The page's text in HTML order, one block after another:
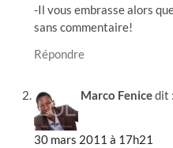
-Il vous embrasse alors
sans commentaire!
Répondre
Marco Fenicedit :
30 mars 2011 à 17h21